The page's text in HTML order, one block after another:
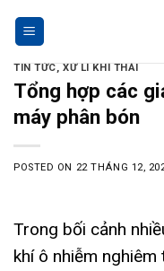
TIN TỨC,XỬ LÍ KHÍ THẢI
Tổng hợp các
máy phân bón
POSTED ON 22 THÁNG 12,
Trong bối cảnh
khí ô nhiễm